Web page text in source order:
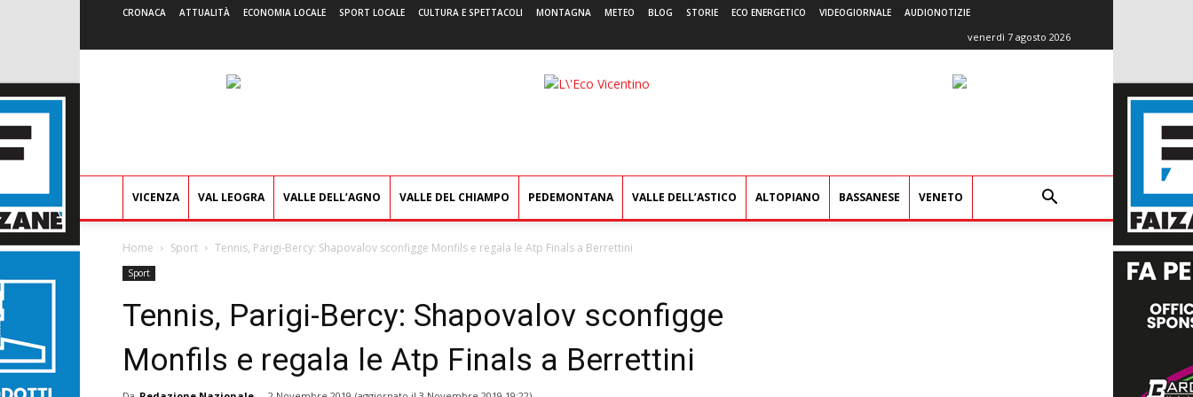
CRONACA ATTUALITÀ ECONOMIA LOCALE SPORT LOCALE CULTURA E SPETTACOLI MONTAGNA METEO BLOG STORIE ECO ENERGETICO VIDEOGIORNALE AUDIONOTIZIE
venerdì 7 agosto 2026
L'Eco
VICENZA VAL LEOGRA VALLE DELL’AGNO VALLE DEL CHIAMPO PEDEMONTANA VALLE DELL’ASTICO ALTOPIANO BASSANESE VENETO
Home Sport Tennis, Parigi-Bercy: Shapovalov sconfigge Monfils e regala le Atp Finals a Berrettini
Sport
Tennis, Parigi-Bercy: Shapovalov sconfigge
Monfils e regala le Atp Finals a Berrettini